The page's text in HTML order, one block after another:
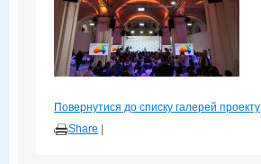
Повернутися до списку галерей проекту
Share